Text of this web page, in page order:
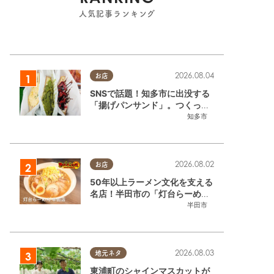
人気記事ランキング
お店
知多市
2026.08.04
SNSで話題！知多市に出没する
「揚げパンサンド」。つくって
いるのはお祭りお兄さん!?【ち
お店
半田市
2026.08.02
50年以上ラーメン文化を支える
名店！半田市の「灯台らーめん
半田店」へ【熱血ラーメン伝 8
地元ネタ 2026.08.03
東浦町のシャインマスカットが